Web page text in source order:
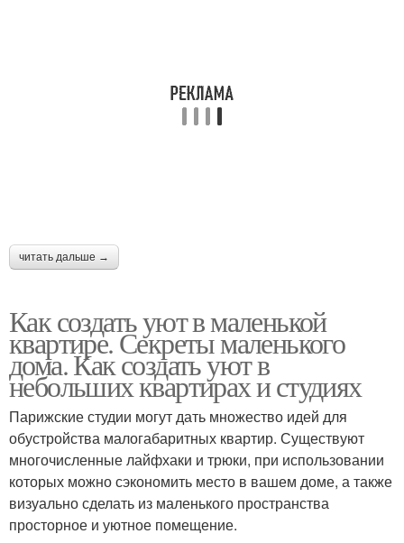
читать дальше →
Как создать уют в маленькой
квартире. Секреты маленького
дома. Как создать уют в
небольших квартирах и студиях
Парижские студии могут дать множество идей для
обустройства малогабаритных квартир. Существуют
многочисленные лайфхаки и трюки, при использовании
которых можно сэкономить место в вашем доме, а также
визуально сделать из маленького пространства
просторное и уютное помещение.